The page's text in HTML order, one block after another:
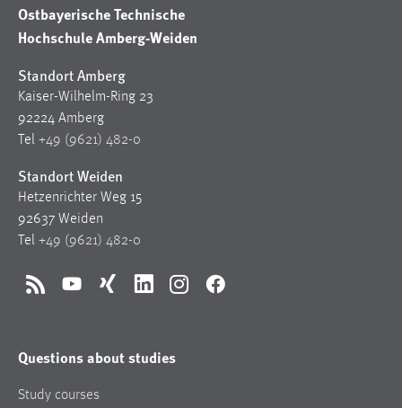
Ostbayerische Technische
Hochschule Amberg-Weiden
Standort Amberg
Kaiser-Wilhelm-Ring 23
92224 Amberg
Tel +49 (9621) 482-0
Standort Weiden
Hetzenrichter Weg 15
92637 Weiden
Tel +49 (9621) 482-0
RSS YouTubeXing LinkedInInstagramFacebook
Questions about studies
Study courses